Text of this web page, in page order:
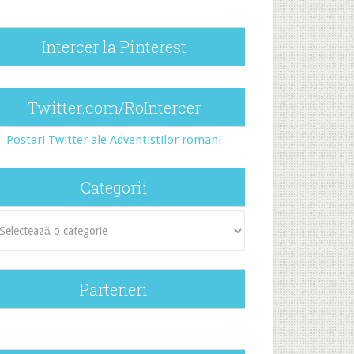
Intercer la Pinterest
Twitter.com/RoIntercer
Postari Twitter ale Adventistilor romani
Categorii
Parteneri